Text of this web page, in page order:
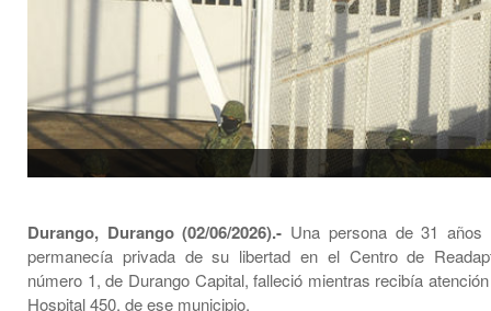
Durango, Durango (02/06/2026).- Una persona de 31 años
permanecía privada de su libertad en el Centro de
número 1, de Durango Capital, falleció mientras recibía
Hospital 450, de ese municipio.